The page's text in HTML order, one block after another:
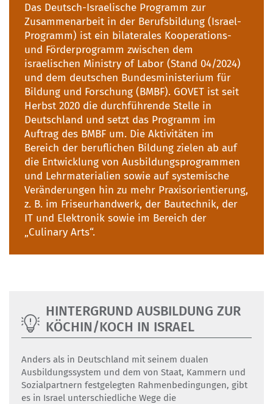
Das Deutsch-Israelische Programm zur
Zusammenarbeit in der Berufsbildung (Israel-
Programm) ist ein bilaterales Kooperations-
und Förderprogramm zwischen dem
israelischen Ministry of Labor (Stand 04/2024)
und dem deutschen Bundesministerium für
Bildung und Forschung (BMBF). GOVET ist seit
Herbst 2020 die durchführende Stelle in
Deutschland und setzt das Programm im
Auftrag des BMBF um. Die Aktivitäten im
Bereich der beruflichen Bildung zielen ab auf
die Entwicklung von Ausbildungsprogrammen
und Lehrmaterialien sowie auf systemische
Veränderungen hin zu mehr Praxisorientierung,
z. B. im Friseurhandwerk, der Bautechnik, der
IT und Elektronik sowie im Bereich der
„Culinary Arts“.
HINTERGRUND AUSBILDUNG ZUR
KÖCHIN/KOCH IN ISRAEL
Anders als in Deutschland mit seinem dualen
Ausbildungssystem und dem von Staat, Kammern und
Sozialpartnern festgelegten Rahmenbedingungen, gibt
es in Israel unterschiedliche Wege die